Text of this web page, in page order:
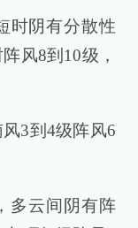
时阴有分散性
风8到10级，
3到4级阵风6
多云间阴有阵